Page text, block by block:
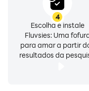
4
Escolha e instale
Fluvsies: Uma
para amar a partir
resultados da